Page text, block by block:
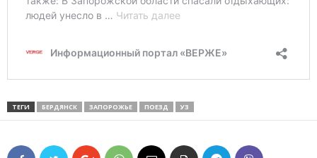
ТЕГИ БЕРДЯНСК ЗАПОРОЖЬЕ ПОЕЗД УЗ